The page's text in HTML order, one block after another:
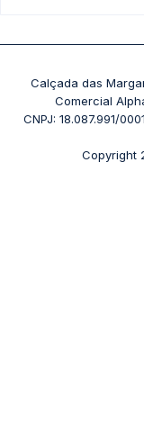
Passagens Pássaro
+ Viações
Rodoviária Belo
Rodoviária Curitiba
+ Rodoviárias
Calçada das
Comercial
CNPJ: 18.087.991/
Copyright